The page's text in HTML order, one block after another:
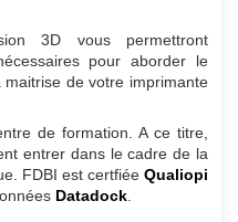
3D vous permettront
pour aborder le
de votre imprimante
de formation. A ce titre,
entrer dans le cadre de la
FDBI est certfiée Qualiopi
Datadock.